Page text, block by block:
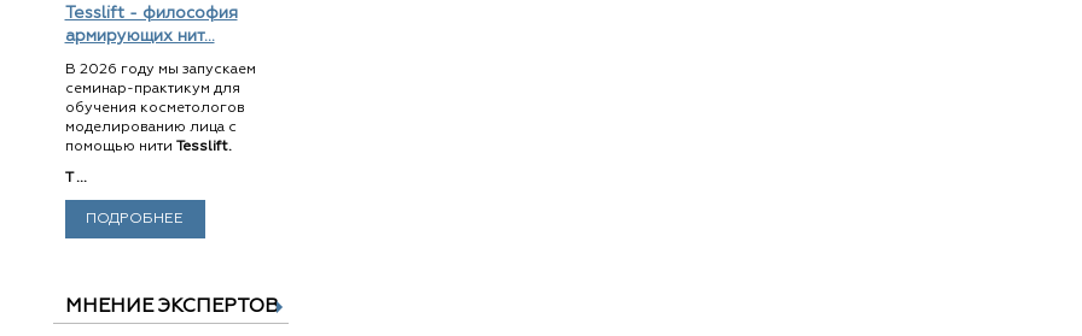
Tesslift - философия
армирующих нит...
В 2026 году мы запускаем
семинар-практикум для
обучения косметологов
моделированию лица с
помощью нити Tesslift.
T ...
ПОДРОБНЕЕ
МНЕНИЕ ЭКСПЕРТОВ